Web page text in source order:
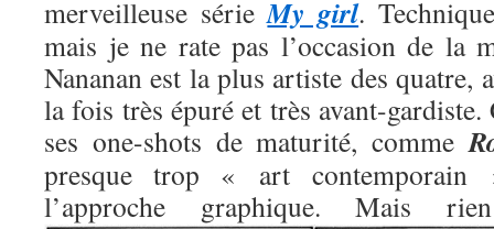
merveilleuse sérieMy girl.
mais je ne rate pas l’occasion de la
Nananan est la plus artiste des quatre,
la fois très épuré et très avant-
ses one-shots de maturité, comme
presque trop « art contemporain
l’approche graphique. Mais